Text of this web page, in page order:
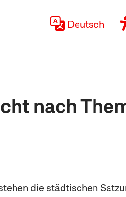
Deutsch
nach
die städtischen